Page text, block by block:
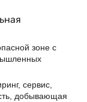
зоне с
сервис,
добывающая